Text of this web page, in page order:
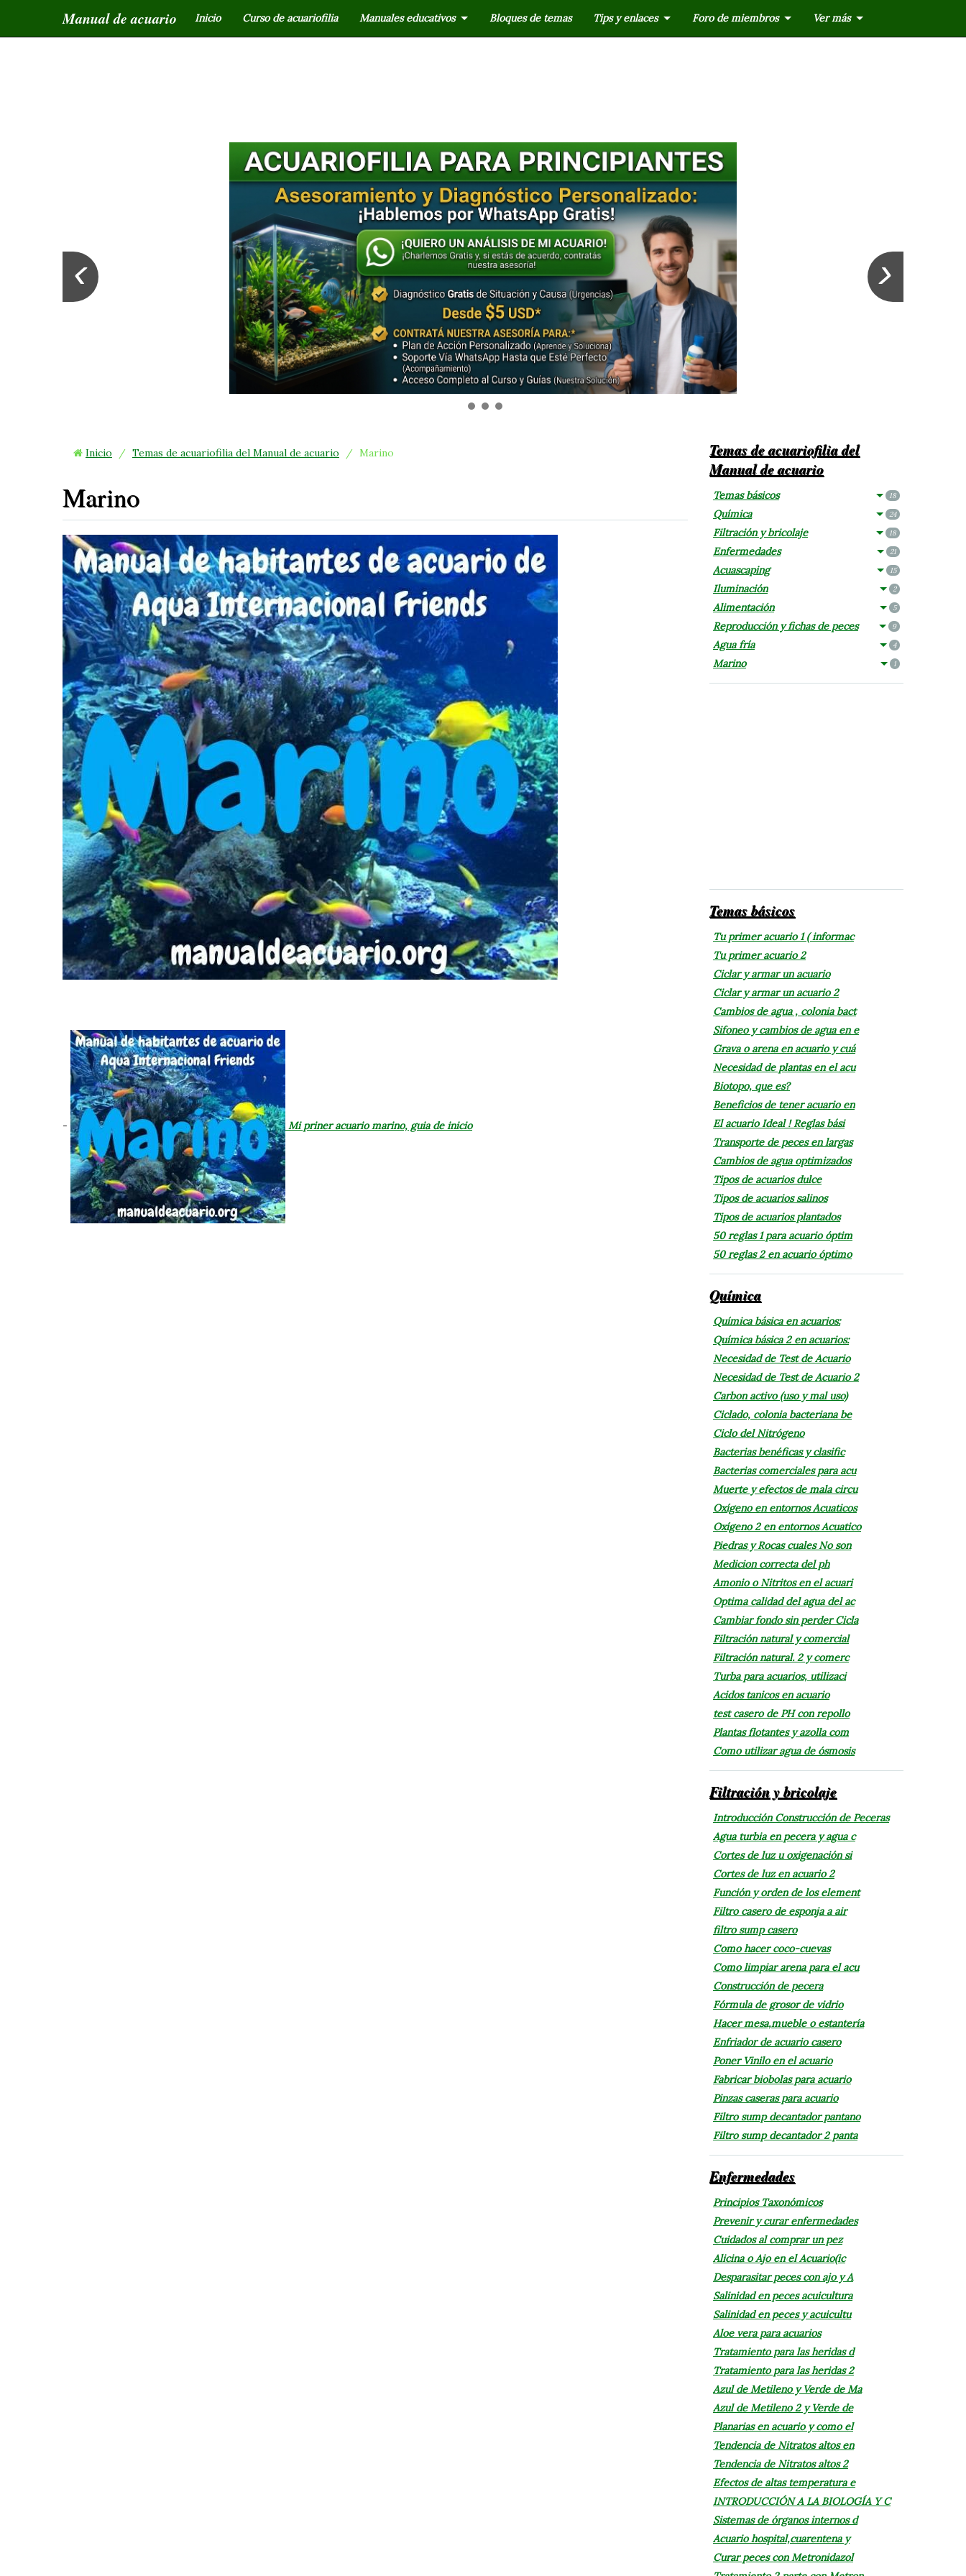
Manual de acuario Inicio Curso de acuariofilia Manuales educativos Bloques de temas Tips y enlaces Foro de miembros Ver más
‹ ›
Inicio / Temas de acuariofilia del Manual de acuario / Marino
Marino
- Mi priner acuario marino, guia de inicio
Temas de acuariofilia del
Manual de acuario
Temas básicos 18
Química 24
Filtración y bricolaje 18
Enfermedades 21
Acuascaping 15
Iluminación 2
Alimentación 5
Reproducción y fichas de peces 9
Agua fría 4
Marino 1
Temas básicos
Tu primer acuario 1 ( informac
Tu primer acuario 2
Ciclar y armar un acuario
Ciclar y armar un acuario 2
Cambios de agua , colonia bact
Sifoneo y cambios de agua en e
Grava o arena en acuario y cuá
Necesidad de plantas en el acu
Biotopo, que es?
Beneficios de tener acuario en
El acuario Ideal ! Reglas bási
Transporte de peces en largas
Cambios de agua optimizados
Tipos de acuarios dulce
Tipos de acuarios salinos
Tipos de acuarios plantados
50 reglas 1 para acuario óptim
50 reglas 2 en acuario óptimo
Química
Química básica en acuarios:
Química básica 2 en acuarios:
Necesidad de Test de Acuario
Necesidad de Test de Acuario 2
Carbon activo (uso y mal uso)
Ciclado, colonia bacteriana be
Ciclo del Nitrógeno
Bacterias benéficas y clasific
Bacterias comerciales para acu
Muerte y efectos de mala circu
Oxígeno en entornos Acuaticos
Oxígeno 2 en entornos Acuatico
Piedras y Rocas cuales No son
Medicion correcta del ph
Amonio o Nitritos en el acuari
Optima calidad del agua del ac
Cambiar fondo sin perder Cicla
Filtración natural y comercial
Filtración natural. 2 y comerc
Turba para acuarios, utilizaci
Acidos tanicos en acuario
test casero de PH con repollo
Plantas flotantes y azolla com
Como utilizar agua de ósmosis
Filtración y bricolaje
Introducción Construcción de Peceras
Agua turbia en pecera y agua c
Cortes de luz u oxigenación si
Cortes de luz en acuario 2
Función y orden de los element
Filtro casero de esponja a air
filtro sump casero
Como hacer coco-cuevas
Como limpiar arena para el acu
Construcción de pecera
Fórmula de grosor de vidrio
Hacer mesa,mueble o estantería
Enfriador de acuario casero
Poner Vinilo en el acuario
Fabricar biobolas para acuario
Pinzas caseras para acuario
Filtro sump decantador pantano
Filtro sump decantador 2 panta
Enfermedades
Principios Taxonómicos
Prevenir y curar enfermedades
Cuidados al comprar un pez
Alicina o Ajo en el Acuario(ic
Desparasitar peces con ajo y A
Salinidad en peces acuicultura
Salinidad en peces y acuicultu
Aloe vera para acuarios
Tratamiento para las heridas d
Tratamiento para las heridas 2
Azul de Metileno y Verde de Ma
Azul de Metileno 2 y Verde de
Planarias en acuario y como el
Tendencia de Nitratos altos en
Tendencia de Nitratos altos 2
Efectos de altas temperatura e
INTRODUCCIÓN A LA BIOLOGÍA Y C
Sistemas de órganos internos d
Acuario hospital,cuarentena y
Curar peces con Metronidazol